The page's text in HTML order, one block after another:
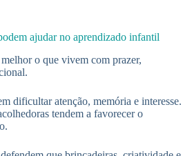
ajudar no aprendizado infantil
o que vivem com prazer,
dificultar atenção, memória e interesse.
tendem a favorecer o